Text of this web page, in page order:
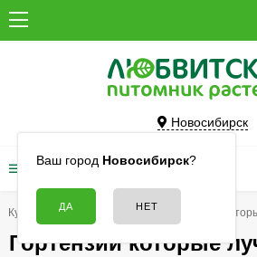
Новосибирск
Ваш город Новосибирск?
КАТАЛОГ ТОВАРОВ
Кустарники Гортензии Гортензии
Гортензии которые